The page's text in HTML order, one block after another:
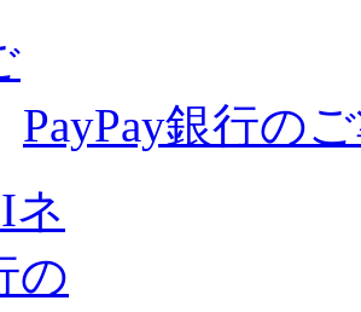
PayPay銀行の